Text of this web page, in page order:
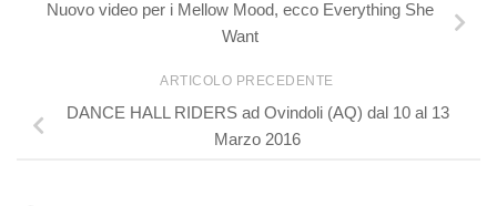
Nuovo video per i Mellow Mood, ecco Everything She
Want
ARTICOLO PRECEDENTE
DANCE HALL RIDERS ad Ovindoli (AQ) dal 10 al 13
Marzo 2016